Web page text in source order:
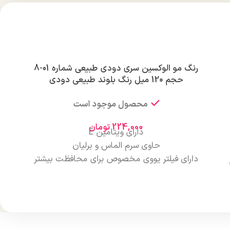
رنگ مو الوکسین سری دودی طبیعی شماره 01-8
حجم 120 میل رنگ بلوند طبیعی دودی
محصول موجود است
224,000تومان
دارای ویتامین E
حاوی سرم الماس و برلیان
دارای فیلتر یووی مخصوص برای محافظت بیشتر